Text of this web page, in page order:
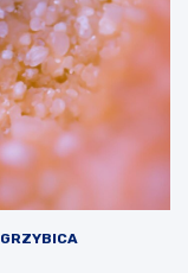
GRZYBICA